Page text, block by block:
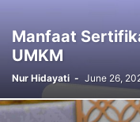
Manfaat
UMKM
Nur Hidayati - June 26,